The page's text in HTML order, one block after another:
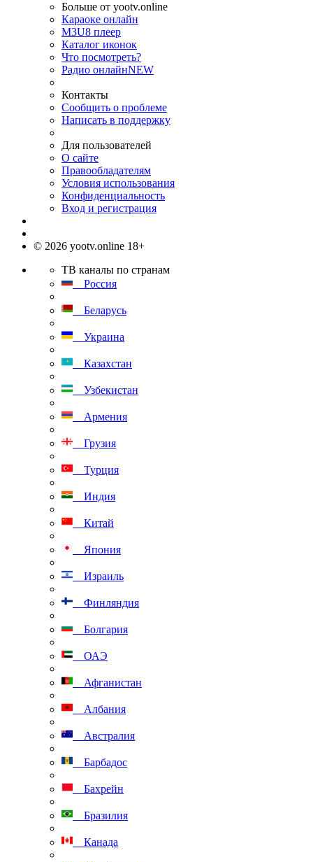
Больше от yootv.online
Караоке онлайн
M3U8 плеер
Каталог иконок
Что посмотреть?
Радио онлайнNEW
Контакты
Сообщить о проблеме
Написать в поддержку
Для пользователей
О сайте
Правообладателям
Условия использования
Конфиденциальность
Вход и регистрация
© 2026 yootv.online 18+
ТВ каналы по странам
Россия
Беларусь
Украина
Казахстан
Узбекистан
Армения
Грузия
Турция
Индия
Китай
Япония
Израиль
Финляндия
Болгария
ОАЭ
Афганистан
Албания
Австралия
Барбадос
Бахрейн
Бразилия
Канада